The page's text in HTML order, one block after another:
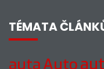
TÉMATA
autaAuto